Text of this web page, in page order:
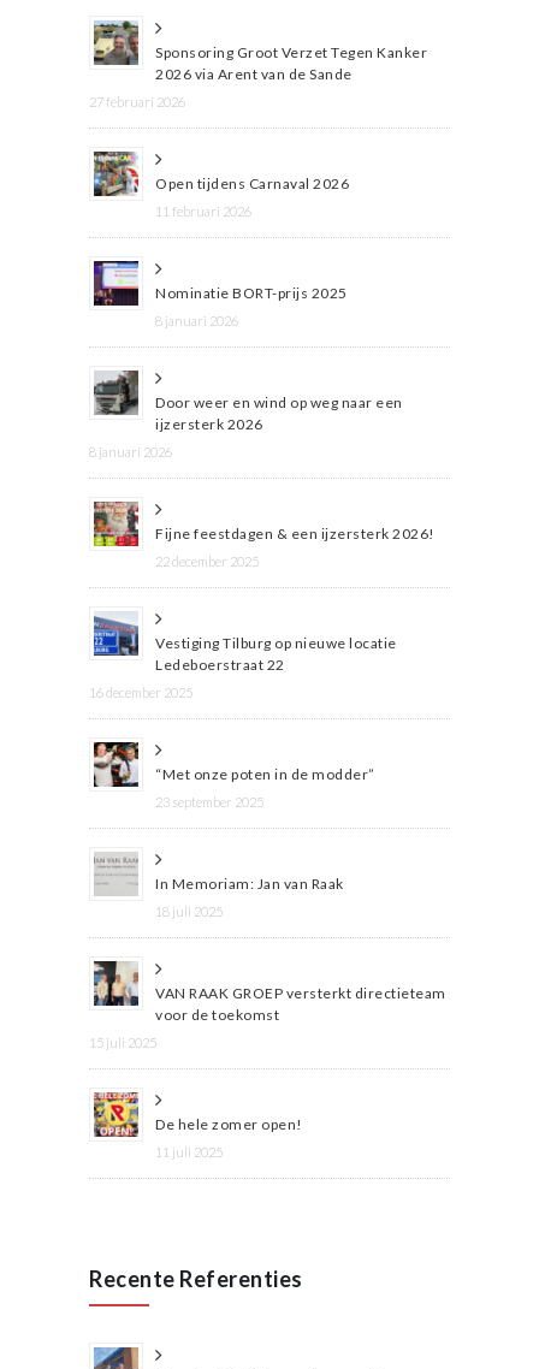
Sponsoring Groot Verzet Tegen Kanker
2026 via Arent van de Sande
27 februari 2026
Open tijdens Carnaval 2026
11 februari 2026
Nominatie BORT-prijs 2025
8 januari 2026
Door weer en wind op weg naar een
ijzersterk 2026
8 januari 2026
Fijne feestdagen & een ijzersterk 2026!
22 december 2025
Vestiging Tilburg op nieuwe locatie
Ledeboerstraat 22
16 december 2025
“Met onze poten in de modder”
23 september 2025
In Memoriam: Jan van Raak
18 juli 2025
VAN RAAK GROEP versterkt directieteam
voor de toekomst
15 juli 2025
De hele zomer open!
11 juli 2025
Recente Referenties